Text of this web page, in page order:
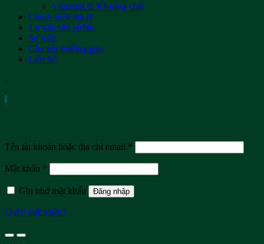
Vitamins & Khoáng chất
Chính sách đại lý
Tư vấn sản phẩm
Sự kiện
Câu hỏi thường gặp
Liên hệ
.
.
.
Tên tài khoản hoặc địa chỉ email *
Mật khẩu *
Ghi nhớ mật khẩu Đăng nhập
Quên mật khẩu?